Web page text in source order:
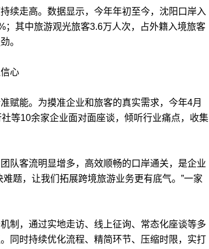
走高。数据显示，今年年初至今，沈阳口岸入
其中旅游观光旅客3.6万人次，占外籍入境旅客
。
心
能。为摸准企业和旅客的真实需求，今年4月
等10余家企业面对面座谈，倾听行业痛点，收集
客流明显增多，高效顺畅的口岸通关，是企业
题，让我们拓展跨境旅游业务更有底气。”一家
，通过实地走访、线上征询、常态化座谈等多
同时持续优化流程、精简环节、压缩时限，实打